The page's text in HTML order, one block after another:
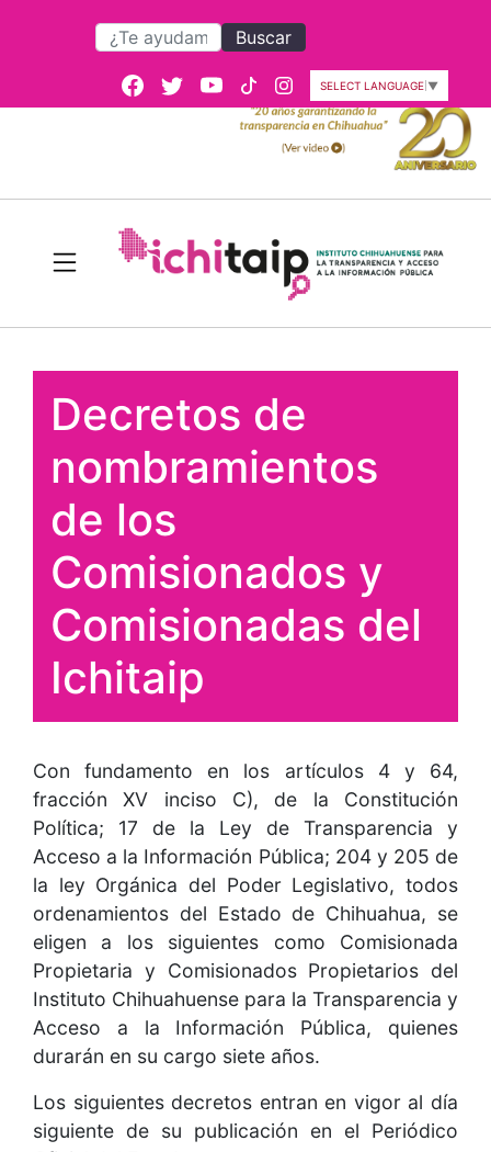
Buscar
SELECT LANGUAGE ▼
Decretos de
nombramientos
de los
Comisionados y
Comisionadas del
Ichitaip
Con fundamento en los artículos 4 y 64,
fracción XV inciso C), de la Constitución
Política; 17 de la Ley de Transparencia y
Acceso a la Información Pública; 204 y 205 de
la ley Orgánica del Poder Legislativo, todos
ordenamientos del Estado de Chihuahua, se
eligen a los siguientes como Comisionada
Propietaria y Comisionados Propietarios del
Instituto Chihuahuense para la Transparencia y
Acceso a la Información Pública, quienes
durarán en su cargo siete años.
Los siguientes decretos entran en vigor al día
siguiente de su publicación en el Periódico